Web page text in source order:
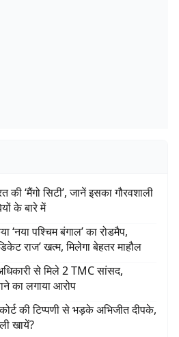
की ‘मैंगो सिटी’, जानें इसका गौरवशाली
के बारे में
‘नया पश्चिम बंगाल’ का रोडमैप,
राज’ खत्म, मिलेगा बेहतर माहौल
से मिले 2 TMC सांसद,
का लगाया आरोप
की टिप्पणी से भड़के अभिजीत दीपके,
खायें?